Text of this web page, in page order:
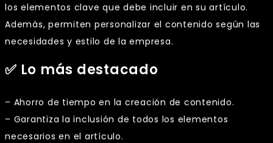
los elementos clave que debe incluir en su artículo.
Además, permiten personalizar el contenido según las
necesidades y estilo de la empresa.
✅ Lo más destacado
– Ahorro de tiempo en la creación de contenido.
– Garantiza la inclusión de todos los elementos
necesarios en el artículo.